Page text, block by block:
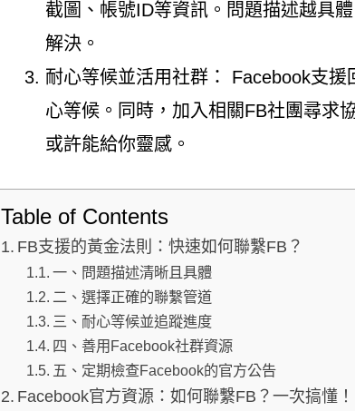
截圖、帳號ID等資訊。問題描述越具
解決。
耐心等候並活用社群： Facebook支
心等候。同時，加入相關FB社團尋求
或許能給你靈感。
Table of Contents
FB支援的黃金法則：快速如何聯繫FB？
一、問題描述清晰且具體
二、選擇正確的聯繫管道
三、耐心等候並追蹤進度
四、善用Facebook社群資源
五、定期檢查Facebook的官方公告
Facebook官方資源：如何聯繫FB？一次搞懂！